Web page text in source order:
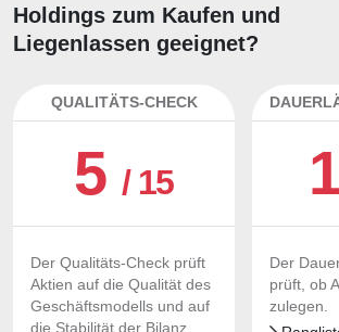
Holdings zum Kaufen und
Liegenlassen geeignet?
QUALITÄTS-CHECK
5/ 15
Der Qualitäts-Check prüft
Aktien auf die Qualität des
Geschäftsmodells und auf
die Stabilität der Bilanz.
Der
prüft, ob
zulegen.